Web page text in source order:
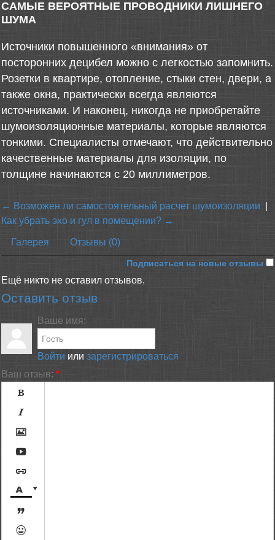
САМЫЕ ВЕРОЯТНЫЕ ПРОВОДНИКИ ЛИШНЕГО
ШУМА
Источники повышенного «внимания» от
посторонних децибел можно с легкостью запомнить.
Розетки в квартире, отопление, стыки стен, двери, а
также окна, практически всегда являются
источниками. И наконец, никогда не приобретайте
шумоизоляционные материалы, которые являются
тонкими. Специалисты отмечают, что действительно
качественные материалы для изоляции, по
толщине начинаются с 20 миллиметров.
← Возможен ли самостоятельный расчет шумоизоляции
Как убрать эхо и гул в помещении? →
Галерея Отзывы (0)
Подписаться на новые отзывы
Ещё никто не оставил отзывов.
Оставить отзыв
Ваше имя:
Войти илизарегистрироваться
Ваш отзыв: *








